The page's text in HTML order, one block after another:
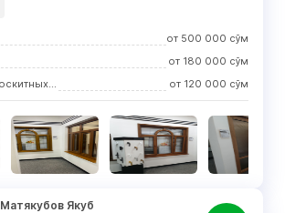
от 500 000 сўм
от 180 000 сўм
Изготовление москитных сеток
от 120 000 сўм
Матякубов Якуб